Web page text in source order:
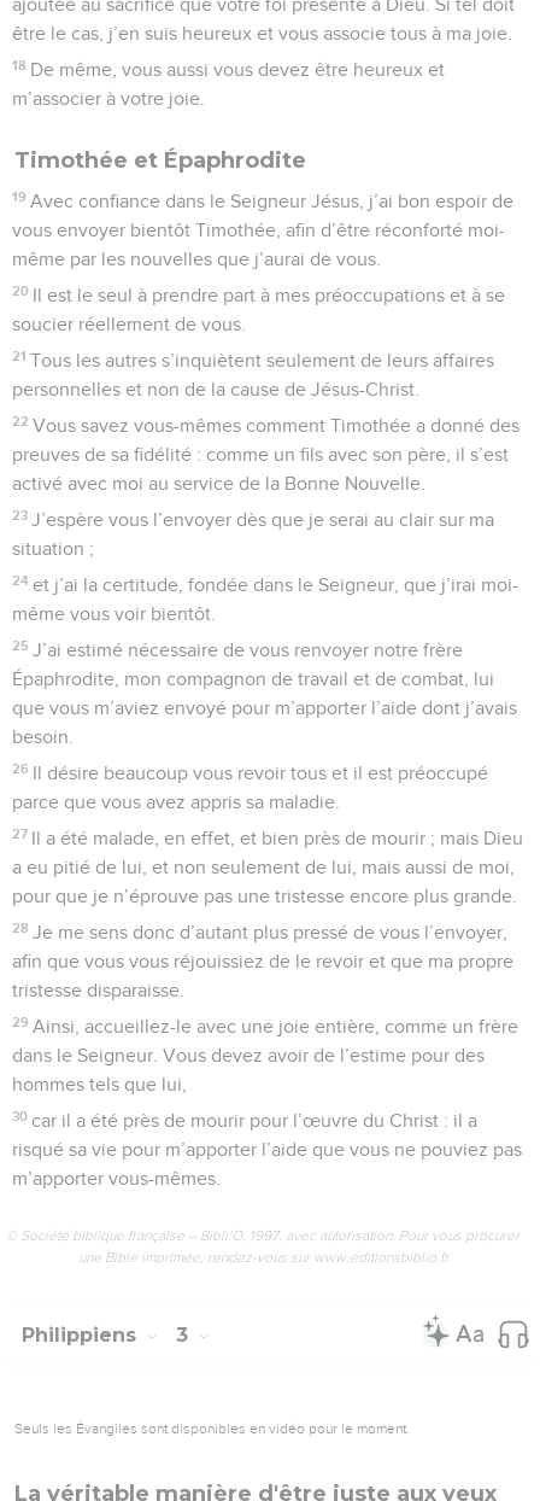
déjà écrit, et pour vous cela vaut mieux.
ces partisans d’une fausse circoncision !
servons Dieu par son Esprit, nous sommes fiers d’être à
Jésus-Christ et nous ne fondons pas notre assurance sur des
privilèges humains.
4 Pourtant, je pourrais aussi me réclamer de tels privilèges.
J’aurais plus de raisons de le faire que qui que ce soit
d’autre.
5 J’ai été circoncis le huitième jour après ma naissance. Je
suis Israélite de naissance, de la tribu de Benjamin, Hébreu
descendant d’Hébreux. Je pratiquais la loi juive en bon
Pharisien,
6 et j’étais si fanatique que je persécutais l’Église. En ce qui
concerne la vie juste prescrite par la loi, j’étais irréprochable.
7 Mais ces qualités que je regardais comme un gain, je les
considère maintenant comme une perte à cause du Christ.
8 Et je considère même toute chose comme une perte en
comparaison de ce bien suprême : connaître Jésus-Christ
mon Seigneur, pour qui je me suis privé de tout avantage
personnel ; je considère tout cela comme des déchets, afin
de gagner le Christ
9 et d’être parfaitement uni à lui. Je n’ai plus la prétention
d’être juste grâce à ma pratique de la loi. C’est par la foi au
Christ que je le suis, grâce à cette possibilité d’être juste
créée par Dieu et qu’il accorde en réponse à la foi.
Tout ce que je désire, c’est de connaître le Christ et la
puissance de sa résurrection, d’avoir part à ses souffrances
et d’être rendu semblable à lui dans sa mort,
11 avec l’espoir que je serai moi aussi relevé d’entre les
morts.
Courir vers le but
12 Je ne prétends pas avoir déjà atteint le but ou être déjà
devenu parfait. Mais je poursuis ma course pour m’efforcer
d’en saisir le prix, car j’ai été moi-même saisi par Jésus-
Christ.
mais je fais une chose : j’oublie ce qui est derrière moi et
m’efforce d’atteindre ce qui est devant moi.
par Jésus-Christ, nous appelle à recevoir là-haut.
autre opinion, Dieu vous éclairera à ce sujet.
que nous avons suivie jusqu’à maintenant.